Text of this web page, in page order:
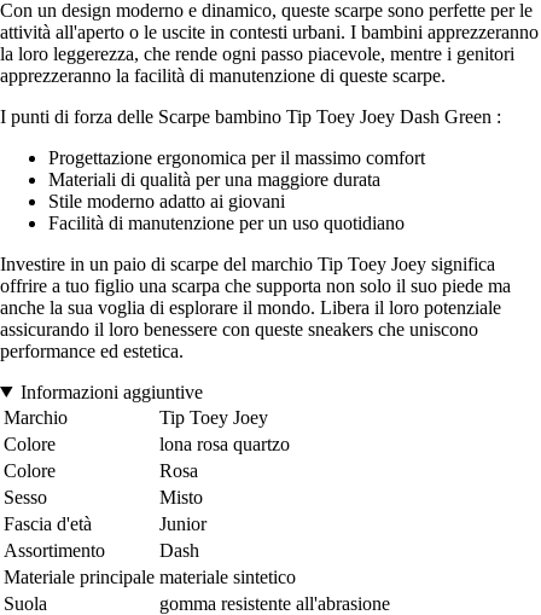
Con un design moderno e dinamico, queste scarpe sono perfette per le
attività all'aperto o le uscite in contesti urbani. I bambini apprezzeranno
la loro leggerezza, che rende ogni passo piacevole, mentre i genitori
apprezzeranno la facilità di manutenzione di queste scarpe.
I punti di forza delle Scarpe bambino Tip Toey Joey Dash Green :
Progettazione ergonomica per il massimo comfort
Materiali di qualità per una maggiore durata
Stile moderno adatto ai giovani
Facilità di manutenzione per un uso quotidiano
Investire in un paio di scarpe del marchio Tip Toey Joey significa
offrire a tuo figlio una scarpa che supporta non solo il suo piede ma
anche la sua voglia di esplorare il mondo. Libera il loro potenziale
assicurando il loro benessere con queste sneakers che uniscono
performance ed estetica.
Informazioni aggiuntive
Marchio
Tip Toey Joey
Colore
lona rosa quartzo
Colore
Rosa
Sesso
Misto
Fascia d'età
Junior
Assortimento
Dash
Materiale principale materiale sintetico
Suola
gomma resistente all'abrasione